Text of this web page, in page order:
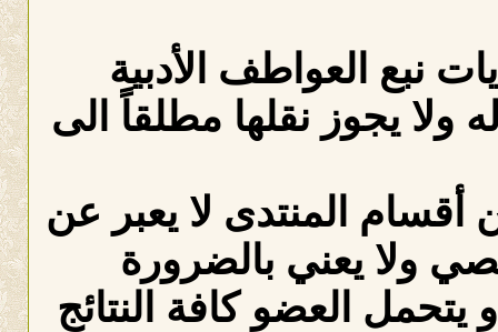
نبع العواطف الأدبية
ولا يجوز نقلها مطلقاً الى
المنتدى لا يعبر عن
ولا يعني بالضرورة
العضو كافة النتائج